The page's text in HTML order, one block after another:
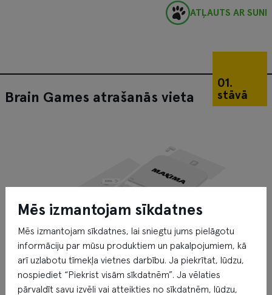
ATĻAUTS AR SUNI
01.
stāvā
Brain Games atrašanās vieta
Mēs izmantojam sīkdatnes
Mēs izmantojam sīkdatnes, lai sniegtu jums pielāgotu
informāciju par mūsu produktiem un pakalpojumiem, kā
arī uzlabotu tīmekļa vietnes darbību. Ja piekrītat, lūdzu,
nospiediet “Piekrist visām sīkdatnēm”. Ja vēlaties
pārvaldīt savu izvēli vai atteikties no sīkdatnēm, lūdzu,